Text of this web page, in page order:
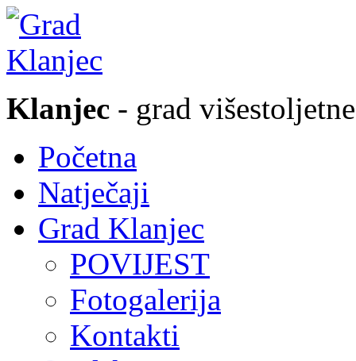
Klanjec - grad
Početna
Natječaji
Grad Klanjec
POVIJEST
Fotogalerija
Kontakti